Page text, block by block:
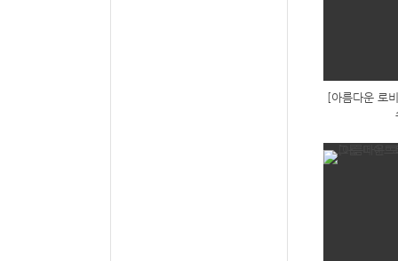
[아름다운 로